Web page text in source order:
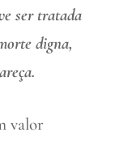
ser tratada
digna,
valor